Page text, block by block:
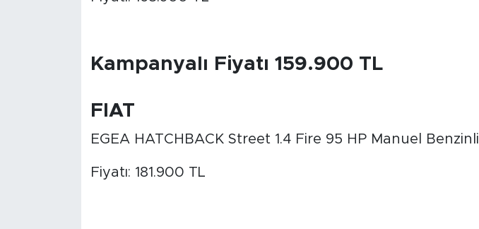
Kampanyalı Fiyatı 159.900 TL
FIAT
EGEA HATCHBACK Street 1.4 Fire 95 HP Manuel Benzinli
Fiyatı: 181.900 TL